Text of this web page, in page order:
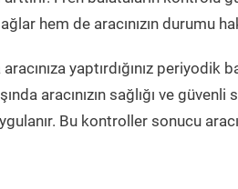
hem de aracınızın durumu
yaptırdığınız
aracınızın sağlığı ve
Bu kontroller sonucu